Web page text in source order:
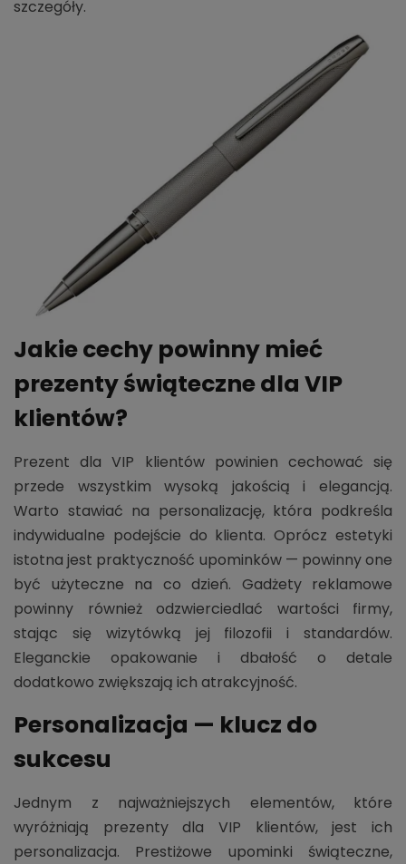
szczegóły.
Jakie cechy powinny mieć
prezenty świąteczne dla VIP
klientów?
Prezent dla VIP klientów powinien cechować się
przede wszystkim wysoką jakością i elegancją.
Warto stawiać na personalizację, która podkreśla
indywidualne podejście do klienta. Oprócz estetyki
istotna jest praktyczność upominków — powinny one
być użyteczne na co dzień. Gadżety reklamowe
powinny również odzwierciedlać wartości firmy,
stając się wizytówką jej filozofii i standardów.
Eleganckie opakowanie i dbałość o detale
dodatkowo zwiększają ich atrakcyjność.
Personalizacja — klucz do
sukcesu
Jednym z najważniejszych elementów, które
wyróżniają prezenty dla VIP klientów, jest ich
personalizacja. Prestiżowe upominki świąteczne,